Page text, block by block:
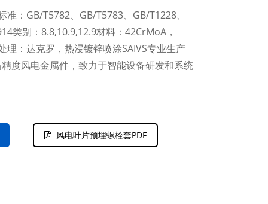
准：GB/T5782、GB/T5783、GB/T1228、
类别：8.8,10.9,12.9材料：42CrMoA，
理：达克罗，热浸镀锌喷涂SAIVS专业生产
度风电金属件，致力于智能设备研发和系统
风电叶片预埋螺栓套PDF